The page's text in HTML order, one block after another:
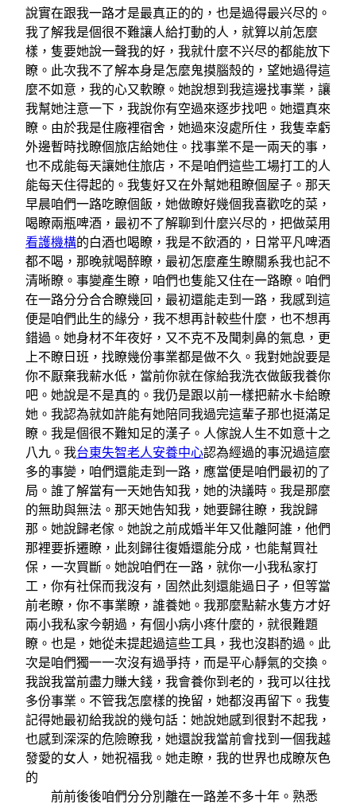
說實在跟我一路才是最真正的的，也是過得最兴尽的。
我了解我是個很不難讓人給打動的人，就算以前怎麼
樣，隻要她說一聲我的好，我就什麼不兴尽的都能放下
瞭。此次我不了解本身是怎麼鬼摸腦殼的，望她過得這
麼不如意，我的心又軟瞭。她說想到我這邊找事業，讓
我幫她注意一下，我說你有空過來逐步找吧。她還真來
瞭。由於我是住廠裡宿舍，她過來沒處所住，我隻幸虧
外邊暫時找瞭個旅店給她住。找事業不是一兩天的事，
也不成能每天讓她住旅店，不是咱們這些工場打工的人
能每天住得起的。我隻好又在外幫她租瞭個屋子。那天
早晨咱們一路吃瞭個飯，她做瞭好幾個我喜歡吃的菜，
喝瞭兩瓶啤酒，最初不了解聊到什麼兴尽的，把做菜用
看護機構的白酒也喝瞭，我是不飲酒的，日常平凡啤酒
都不喝，那晚就喝醉瞭，最初怎麼產生瞭關系我也記不
清晰瞭。事變產生瞭，咱們也隻能又住在一路瞭。咱們
在一路分分合合瞭幾回，最初還能走到一路，我感到這
便是咱們此生的緣分，我不想再計較些什麼，也不想再
錯過。她身材不年夜好，又不克不及聞刺鼻的氣息，更
上不瞭日班，找瞭幾份事業都是做不久。我對她說要是
你不厭棄我薪水低，當前你就在傢給我洗衣做飯我養你
吧。她說是不是真的。我仍是跟以前一樣把薪水卡給瞭
她。我認為就如許能有她陪同我過完這輩子那也挺滿足
瞭。我是個很不難知足的漢子。人傢說人生不如意十之
八九。我台東失智老人安養中心認為經過的事況過這麼
多的事變，咱們還能走到一路，應當便是咱們最初的了
局。誰了解當有一天她告知我，她的決議時。我是那麼
的無助與無法。那天她告知我，她要歸往瞭，我說歸
那。她說歸老傢。她說之前成婚半年又仳離阿誰，他們
那裡要拆遷瞭，此刻歸往復婚還能分成，也能幫買社
保，一次買斷。她說咱們在一路，就你一小我私家打
工，你有社保而我沒有，固然此刻還能過日子，但等當
前老瞭，你不事業瞭，誰養她。我那麼點薪水隻方才好
兩小我私家今朝過，有個小病小疼什麼的，就很難題
瞭。也是，她從未提起過這些工具，我也沒斟酌過。此
次是咱們獨一一次沒有過爭持，而是平心靜氣的交換。
我說我當前盡力賺大錢，我會養你到老的，我可以往找
多份事業。不管我怎麼樣的挽留，她都沒再留下。我隻
記得她最初給我說的幾句話：她說她感到很對不起我，
也感到深深的危險瞭我，她還說我當前會找到一個我越
發愛的女人，她祝福我。她走瞭，我的世界也成瞭灰色
的
前前後後咱們分分別離在一路差不多十年。熟悉